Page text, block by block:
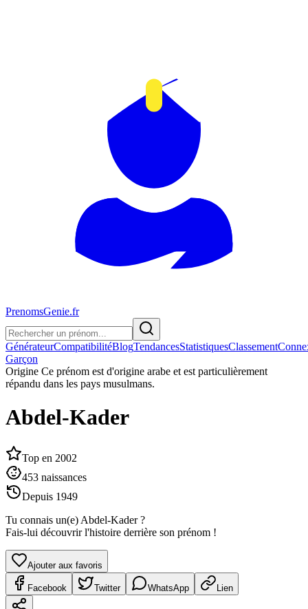
PrenomsGenie.fr
GénérateurCompatibilitéBlogTendancesStatistiquesClassement
Garçon
Origine Ce prénom est d'origine arabe et est particulièrement
répandu dans les pays musulmans.
Abdel-Kader
Top en 2002
453 naissances
Depuis 1949
Tu connais un(e) Abdel-Kader?
Fais-lui découvrir l'histoire derrière son prénom !
Ajouter aux favoris
Facebook Twitter WhatsApp Lien